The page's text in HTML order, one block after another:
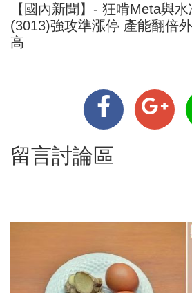
【國內新聞】- 狂啃Meta與
(3013)強攻準漲停 產能翻倍
高
留言討論區